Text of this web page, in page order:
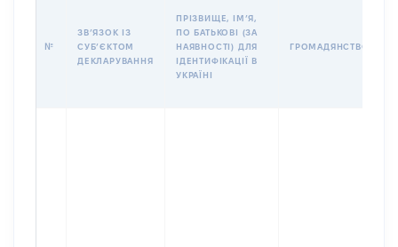
№
ЗВʼЯЗОК ІЗ
СУБʼЄКТОМ
ДЕКЛАРУВАННЯ
ПРІЗВИЩЕ, ІМʼЯ,
ПО БАТЬКОВІ (ЗА
НАЯВНОСТІ) ДЛЯ
ІДЕНТИФІКАЦІЇ В
УКРАЇНІ
ГРОМАДЯНСТВО